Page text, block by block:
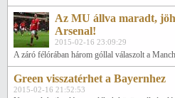
Az MU állva maradt,
Arsenal!
2015-02-16 23:09:29
A záró félórában három góllal válaszolt a
Green visszatérhet a Bayernhez
2015-02-16 21:52:53